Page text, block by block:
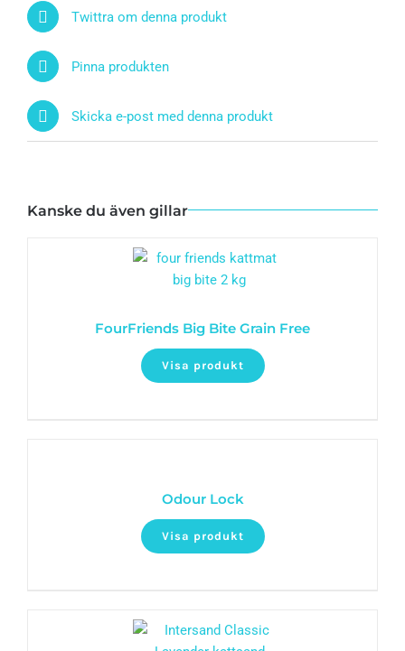
Twittra om denna produkt
Pinna produkten
Skicka e-post med denna produkt
Kanske du även gillar
FourFriends Big Bite Grain Free
Visa produkt
Odour Lock
Visa produkt